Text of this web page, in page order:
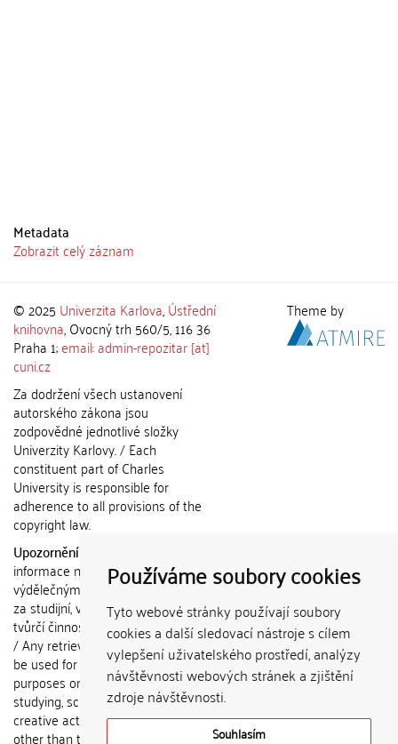
Používáme soubory cookies
Tyto webové stránky používají soubory
cookies a další sledovací nástroje s cílem
vylepšení uživatelského prostředí, analýzy
návštěvnosti webových stránek a zjištění
zdroje návštěvnosti.
Souhlasím
Metadata
Zobrazit celý záznam
© 2025 Univerzita Karlova,Ústřední
knihovna, Ovocný trh 560/5, 116 36
Praha 1;email: admin-repozitar [at]
cuni.cz
Za dodržení všech ustanovení
autorského zákona jsou
zodpovědné jednotlivé složky
Univerzity Karlovy. / Each
constituent part of Charles
University is responsible for
adherence to all provisions of the
copyright law.
Upozornění / Notice:
informace nemohou být použity k
výdělečným účelům nebo vydávány
za studijní, vědeckou nebo jinou
tvůrčí činnost jiné osoby než autora.
/ Any retrieved information shall not
be used for any commercial
purposes or claimed as results of
studying, scientific or any other
creative activities of any person
other than the author.
Theme by